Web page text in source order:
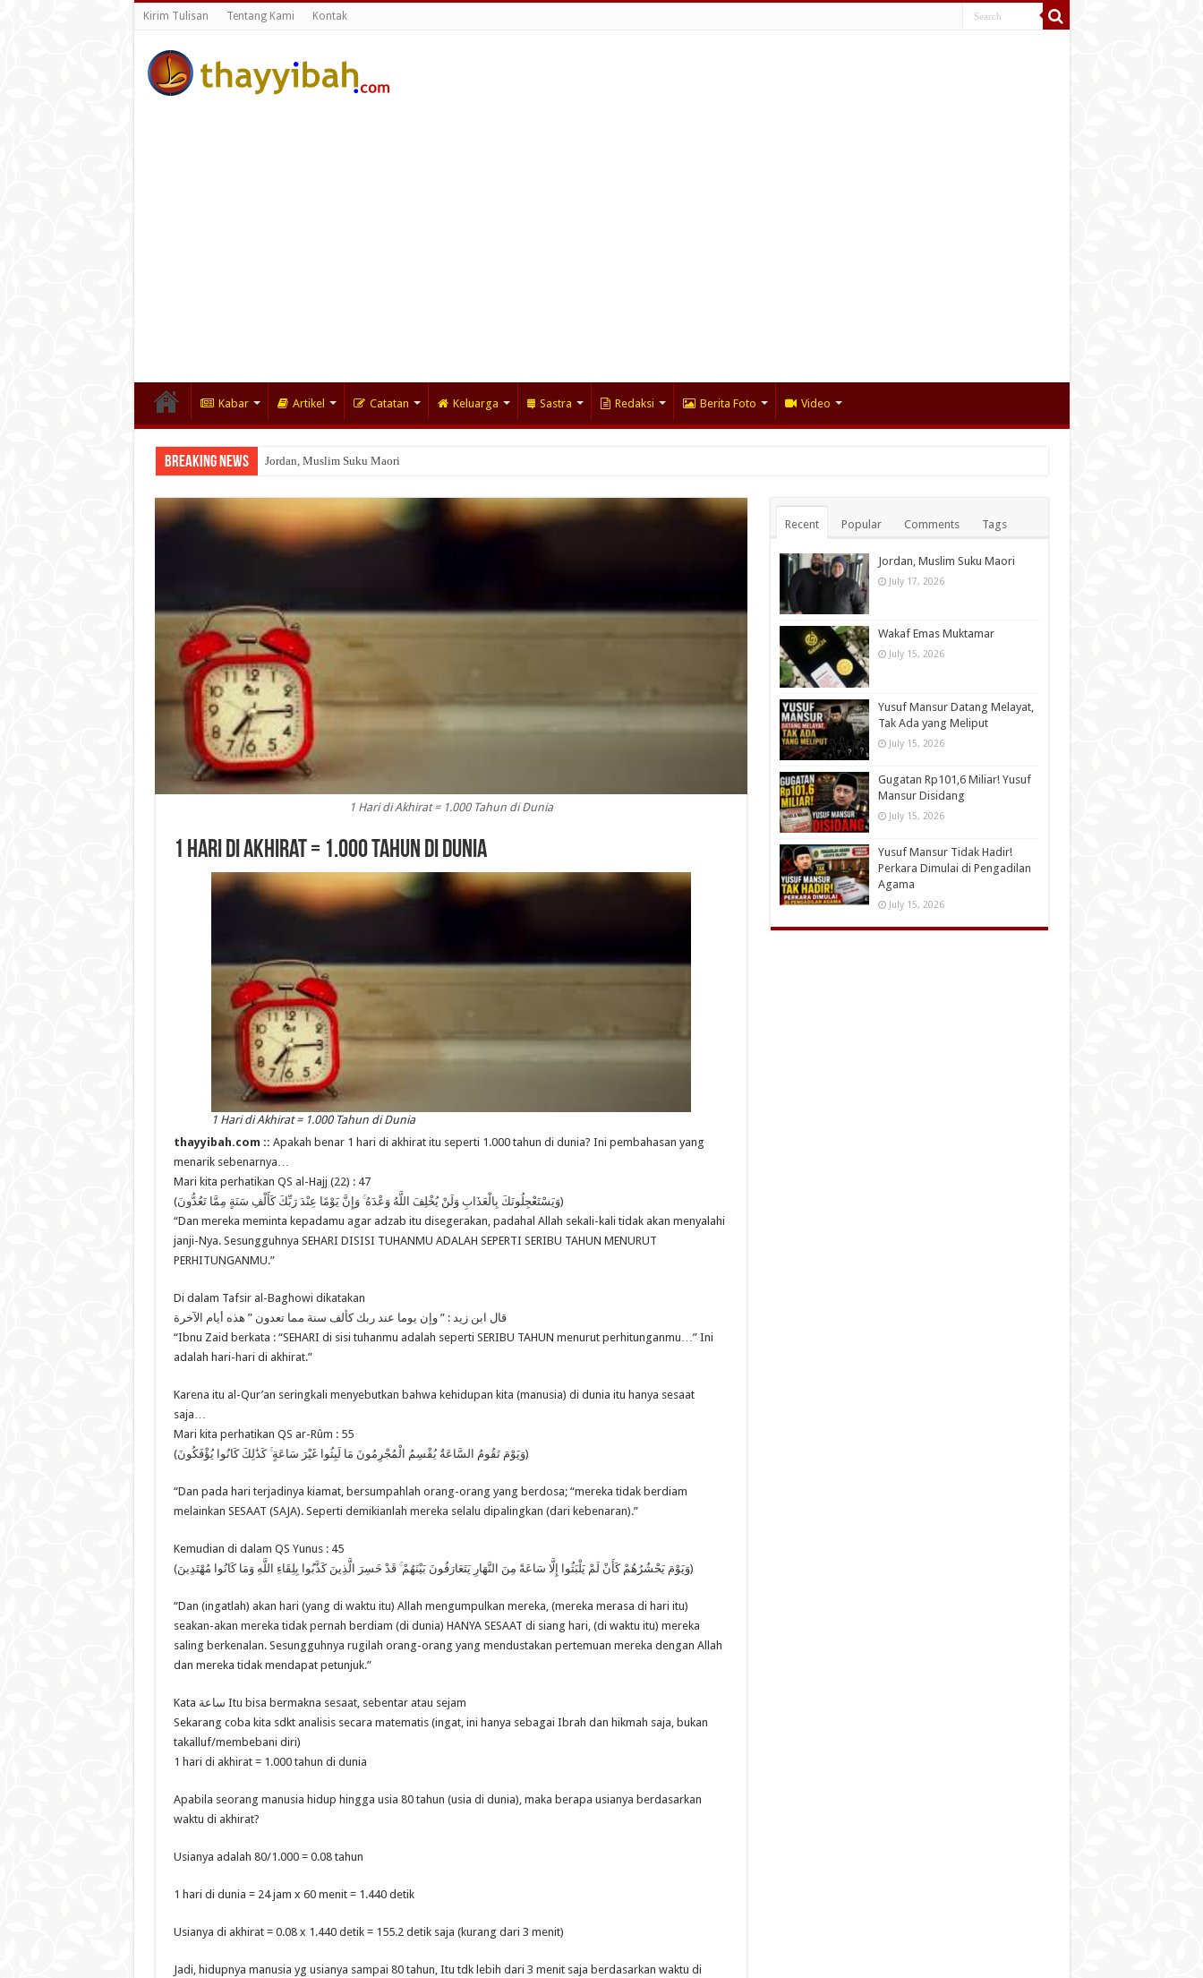
Kirim Tulisan Tentang Kami Kontak
Kabar Artikel Catatan Keluarga Sastra Redaksi Berita Foto Video
Breaking News Jordan, Muslim Suku Maori
1 Hari di Akhirat = 1.000 Tahun di Dunia
1 Hari di Akhirat = 1.000 Tahun di Dunia
1 Hari di Akhirat = 1.000 Tahun di Dunia
thayyibah.com :: Apakah benar 1 hari di akhirat itu seperti 1.000 tahun di dunia? Ini pembahasan yang
menarik sebenarnya…
Mari kita perhatikan QS al-Hajj (22) : 47
(وَيَسْتَعْجِلُونَكَ بِالْعَذَابِ وَلَنْ يُخْلِفَ اللَّهُ وَعْدَهُ ۚ وَإِنَّ يَوْمًا عِنْدَ رَبِّكَ كَأَلْفِ سَنَةٍ مِمَّا تَعُدُّونَ)
“Dan mereka meminta kepadamu agar adzab itu disegerakan, padahal Allah sekali-kali tidak akan menyalahi
janji-Nya. Sesungguhnya SEHARI DISISI TUHANMU ADALAH SEPERTI SERIBU TAHUN MENURUT
PERHITUNGANMU.”
Di dalam Tafsir al-Baghowi dikatakan
قال ابن زيد : ” وإن يوما عند ربك كألف سنة مما تعدون ” هذه أيام الآخرة
“Ibnu Zaid berkata : “SEHARI di sisi tuhanmu adalah seperti SERIBU TAHUN menurut perhitunganmu…” Ini
adalah hari-hari di akhirat.”
Karena itu al-Qur’an seringkali menyebutkan bahwa kehidupan kita (manusia) di dunia itu hanya sesaat
saja…
Mari kita perhatikan QS ar-Rûm : 55
(وَيَوْمَ تَقُومُ السَّاعَةُ يُقْسِمُ الْمُجْرِمُونَ مَا لَبِثُوا غَيْرَ سَاعَةٍ ۚ كَذَٰلِكَ كَانُوا يُؤْفَكُونَ)
“Dan pada hari terjadinya kiamat, bersumpahlah orang-orang yang berdosa; “mereka tidak berdiam
melainkan SESAAT (SAJA). Seperti demikianlah mereka selalu dipalingkan (dari kebenaran).”
Kemudian di dalam QS Yunus : 45
(وَيَوْمَ يَحْشُرُهُمْ كَأَنْ لَمْ يَلْبَثُوا إِلَّا سَاعَةً مِنَ النَّهَارِ يَتَعَارَفُونَ بَيْنَهُمْ ۚ قَدْ خَسِرَ الَّذِينَ كَذَّبُوا بِلِقَاءِ اللَّهِ وَمَا كَانُوا مُهْتَدِينَ)
“Dan (ingatlah) akan hari (yang di waktu itu) Allah mengumpulkan mereka, (mereka merasa di hari itu)
seakan-akan mereka tidak pernah berdiam (di dunia) HANYA SESAAT di siang hari, (di waktu itu) mereka
saling berkenalan. Sesungguhnya rugilah orang-orang yang mendustakan pertemuan mereka dengan Allah
dan mereka tidak mendapat petunjuk.”
Kata ساعة Itu bisa bermakna sesaat, sebentar atau sejam
Sekarang coba kita sdkt analisis secara matematis (ingat, ini hanya sebagai Ibrah dan hikmah saja, bukan
takalluf/membebani diri)
1 hari di akhirat = 1.000 tahun di dunia
Apabila seorang manusia hidup hingga usia 80 tahun (usia di dunia), maka berapa usianya berdasarkan
waktu di akhirat?
Usianya adalah 80/1.000 = 0.08 tahun
1 hari di dunia = 24 jam x 60 menit = 1.440 detik
Usianya di akhirat = 0.08 x 1.440 detik = 155.2 detik saja (kurang dari 3 menit)
Jadi, hidupnya manusia yg usianya sampai 80 tahun, Itu tdk lebih dari 3 menit saja berdasarkan waktu di
Recent Popular Comments Tags
Jordan, Muslim Suku Maori
July 17, 2026
Wakaf Emas Muktamar
July 15, 2026
Yusuf Mansur Datang Melayat,
Tak Ada yang Meliput
July 15, 2026
Gugatan Rp101,6 Miliar! Yusuf
Mansur Disidang
July 15, 2026
Yusuf Mansur Tidak Hadir!
Perkara Dimulai di Pengadilan
Agama
July 15, 2026